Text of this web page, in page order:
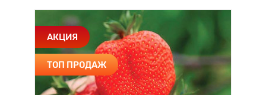
АКЦИЯ
ТОП ПРОДАЖ